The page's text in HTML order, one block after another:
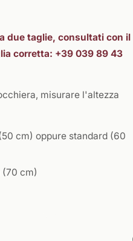
due taglie, consultati con il
corretta: +39 039 89 43
misurare l'altezza
cm) oppure standard (60
(70 cm)